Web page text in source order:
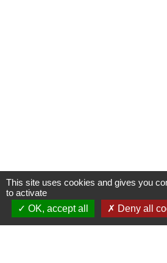
This site uses cookies and gives you
to activate
OK, accept all
Deny all